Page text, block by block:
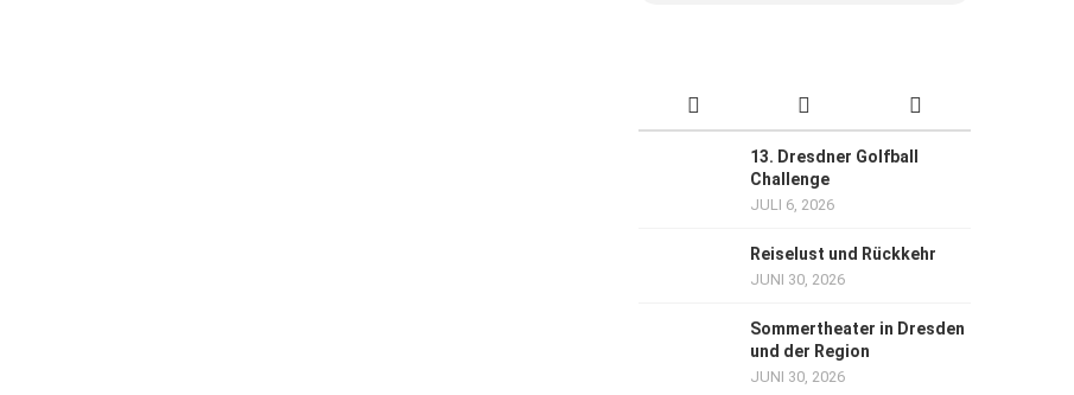
13. Dresdner Golfball
Challenge
JULI 6, 2026
Reiselust und Rückkehr
JUNI 30, 2026
Sommertheater in Dresden
und der Region
JUNI 30, 2026